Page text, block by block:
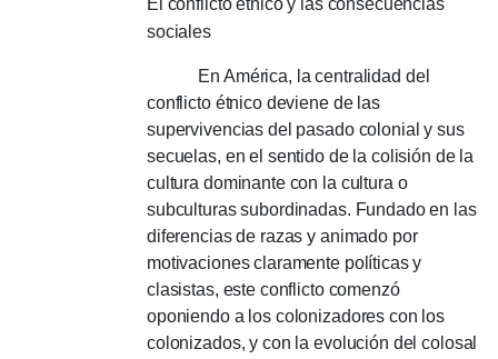
El conflicto etnico y las consecuencias
sociales
En América, la centralidad del
conflicto étnico deviene de las
supervivencias del pasado colonial y sus
secuelas, en el sentido de la colisión de la
cultura dominante con la cultura o
subculturas subordinadas. Fundado en las
diferencias de razas y animado por
motivaciones claramente políticas y
clasistas, este conflicto comenzó
oponiendo a los colonizadores con los
colonizados, y con la evolución del colosal